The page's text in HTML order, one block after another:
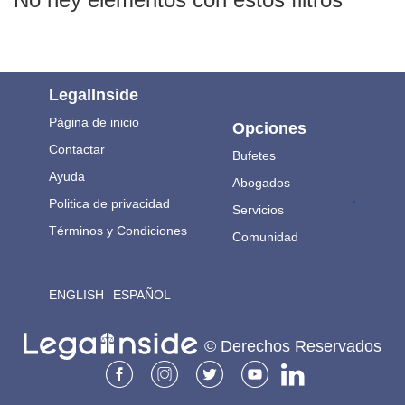
LegalInside
Página de inicio
Contactar
Ayuda
Politica de privacidad
Términos y Condiciones
ENGLISH ESPAÑOL
Opciones
Bufetes
Abogados
Servicios
Comunidad
.
© Derechos Reservados